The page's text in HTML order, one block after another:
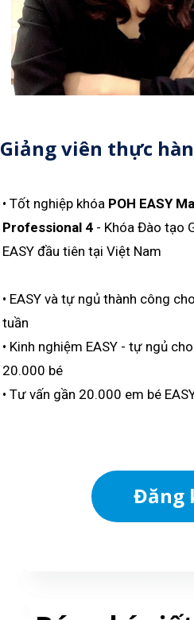
Đăng
Giảng viên thực
• Tốt nghiệp khóa POH EASY
Professional 4 - Khóa Đào tạo
EASY đầu tiên tại Việt Nam
• EASY và tự ngủ thành công
tuần
• Kinh nghiệm EASY - tự ngủ
20.000 bé
• Tư vấn gần 20.000 em bé